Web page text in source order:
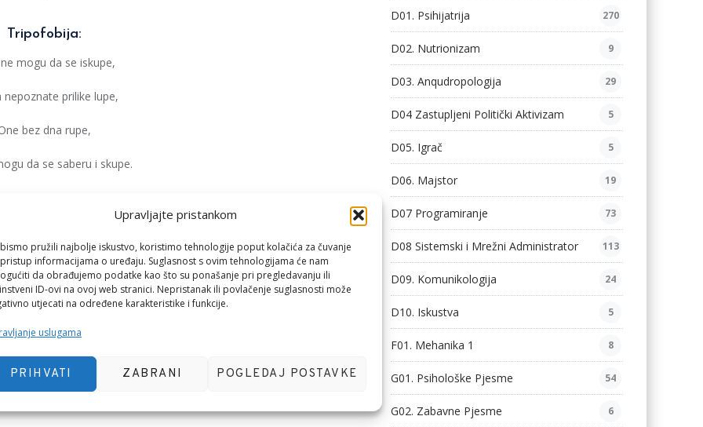
Upravljajte pristankom
pružili najbolje iskustvo, koristimo tehnologije poput kolačića za čuvanje
informacijama o uređaju. Suglasnost s ovim tehnologijama će nam
da obrađujemo podatke kao što su ponašanje pri pregledavanju ili
ID-ovi na ovoj web stranici. Nepristanak ili povlačenje suglasnosti može
utjecati na određene karakteristike i funkcije.
uslugama
PRIHVATI ZABRANI POGLEDAJ POSTAVKE
Tripofobija:
mogu da se iskupe,
nepoznate prilike lupe,
bez dna rupe,
da se saberu i skupe.
javnog nastupa:
za neke istupa,
podijeljena je grupa,
nakon javnog nastupa,
Mi bili nikako skupa.
D01. Psihijatrija 270
D02. Nutrionizam 9
D03. Anqudropologija 29
D04 Zastupljeni Politički Aktivizam 5
D05. Igrač 5
D06. Majstor 19
D07 Programiranje 73
D08 Sistemski i Mrežni Administrator 113
D09. Komunikologija 24
D10. Iskustva 5
F01. Mehanika 1 8
G01. Psihološke Pjesme 54
G02. Zabavne Pjesme 6